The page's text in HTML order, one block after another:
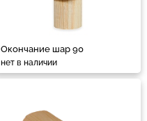
Окончание шар 90
нет в наличии